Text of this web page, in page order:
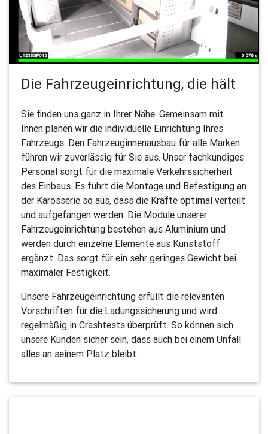
Die Fahrzeugeinrichtung, die hält
Sie finden uns ganz in Ihrer Nähe. Gemeinsam mit
Ihnen planen wir die individuelle Einrichtung Ihres
Fahrzeugs. Den Fahrzeuginnenausbau für alle Marken
führen wir zuverlässig für Sie aus. Unser fachkundiges
Personal sorgt für die maximale Verkehrssicherheit
des Einbaus. Es führt die Montage und Befestigung an
der Karosserie so aus, dass die Kräfte optimal verteilt
und aufgefangen werden. Die Module unserer
Fahrzeugeinrichtung bestehen aus Aluminium und
werden durch einzelne Elemente aus Kunststoff
ergänzt. Das sorgt für ein sehr geringes Gewicht bei
maximaler Festigkeit.
Unsere Fahrzeugeinrichtung erfüllt die relevanten
Vorschriften für die Ladungssicherung und wird
regelmäßig in Crashtests überprüft. So können sich
unsere Kunden sicher sein, dass auch bei einem Unfall
alles an seinem Platz bleibt.